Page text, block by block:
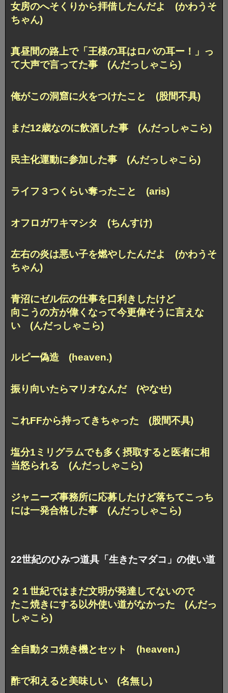
女房のへそくりから拝借したんだよ (かわうそ
ちゃん)
真昼間の路上で「王様の耳はロバの耳ー！」っ
て大声で言ってた事 (んだっしゃこら)
俺がこの洞窟に火をつけたこと (股間不具)
まだ12歳なのに飲酒した事 (んだっしゃこら)
民主化運動に参加した事 (んだっしゃこら)
ライフ３つくらい奪ったこと (aris)
オフロガワキマシタ (ちんすけ)
左右の炎は悪い子を燃やしたんだよ (かわうそ
ちゃん)
青沼にゼル伝の仕事を口利きしたけど
向こうの方が偉くなって今更偉そうに言えな
い (んだっしゃこら)
ルピー偽造 (heaven.)
振り向いたらマリオなんだ (やなせ)
これFFから持ってきちゃった (股間不具)
塩分1ミリグラムでも多く摂取すると医者に相
当怒られる (んだっしゃこら)
ジャニーズ事務所に応募したけど落ちてこっち
には一発合格した事 (んだっしゃこら)
22世紀のひみつ道具「生きたマダコ」の使い道
２１世紀ではまだ文明が発達してないので
たこ焼きにする以外使い道がなかった (んだっ
しゃこら)
全自動タコ焼き機とセット (heaven.)
酢で和えると美味しい (名無し)